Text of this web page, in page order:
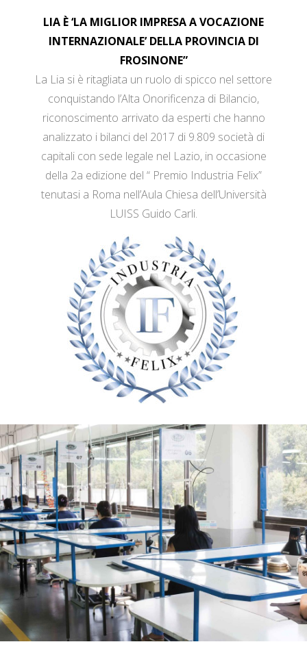
LIA È ‘LA MIGLIOR IMPRESA A VOCAZIONE
INTERNAZIONALE’ DELLA PROVINCIA DI
FROSINONE”
La Lia si è ritagliata un ruolo di spicco nel settore
conquistando l’Alta Onorificenza di Bilancio,
riconoscimento arrivato da esperti che hanno
analizzato i bilanci del 2017 di 9.809 società di
capitali con sede legale nel Lazio, in occasione
della 2a edizione del “ Premio Industria Felix”
tenutasi a Roma nell’Aula Chiesa dell’Università
LUISS Guido Carli.